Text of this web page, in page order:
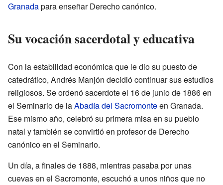
Granadapara enseñar Derecho canónico.
Su vocación sacerdotal y educativa
Con la estabilidad económica que le dio su puesto de
catedrático, Andrés Manjón decidió continuar sus estudios
religiosos. Se ordenó sacerdote el 16 de junio de 1886 en
el Seminario de laAbadía del Sacromonteen Granada.
Ese mismo año, celebró su primera misa en su pueblo
natal y también se convirtió en profesor de Derecho
canónico en el Seminario.
Un día, a finales de 1888, mientras pasaba por unas
cuevas en el Sacromonte, escuchó a unos niños que no